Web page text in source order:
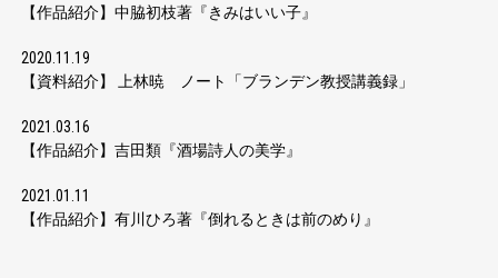
【作品紹介】中脇初枝著『きみはいい子』
2020.11.19
【資料紹介】 上林暁 ノート「ブランデン教授講義録」
2021.03.16
【作品紹介】吉田類『酒場詩人の美学』
2021.01.11
【作品紹介】有川ひろ著『倒れるときは前のめり』